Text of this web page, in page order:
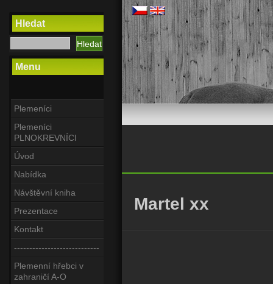
Hledat
Menu
Plemeníci
Plemeníci
PLNOKREVNÍCI
Úvod
Nabídka
Návštěvní kniha
Prezentace
Kontakt
----------------------------
Plemenní hřebci v
zahraničí A-O
Martel xx